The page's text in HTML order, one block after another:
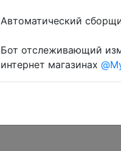
Автоматический
Бот отслеживающий
интернет магазинах